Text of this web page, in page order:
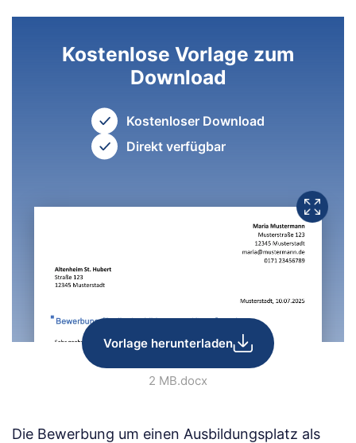
Kostenlose Vorlage zum
Download
Kostenloser Download
Direkt verfügbar
Vorlage herunterladen
2 MB.docx
Die Bewerbung um einen Ausbildungsplatz als